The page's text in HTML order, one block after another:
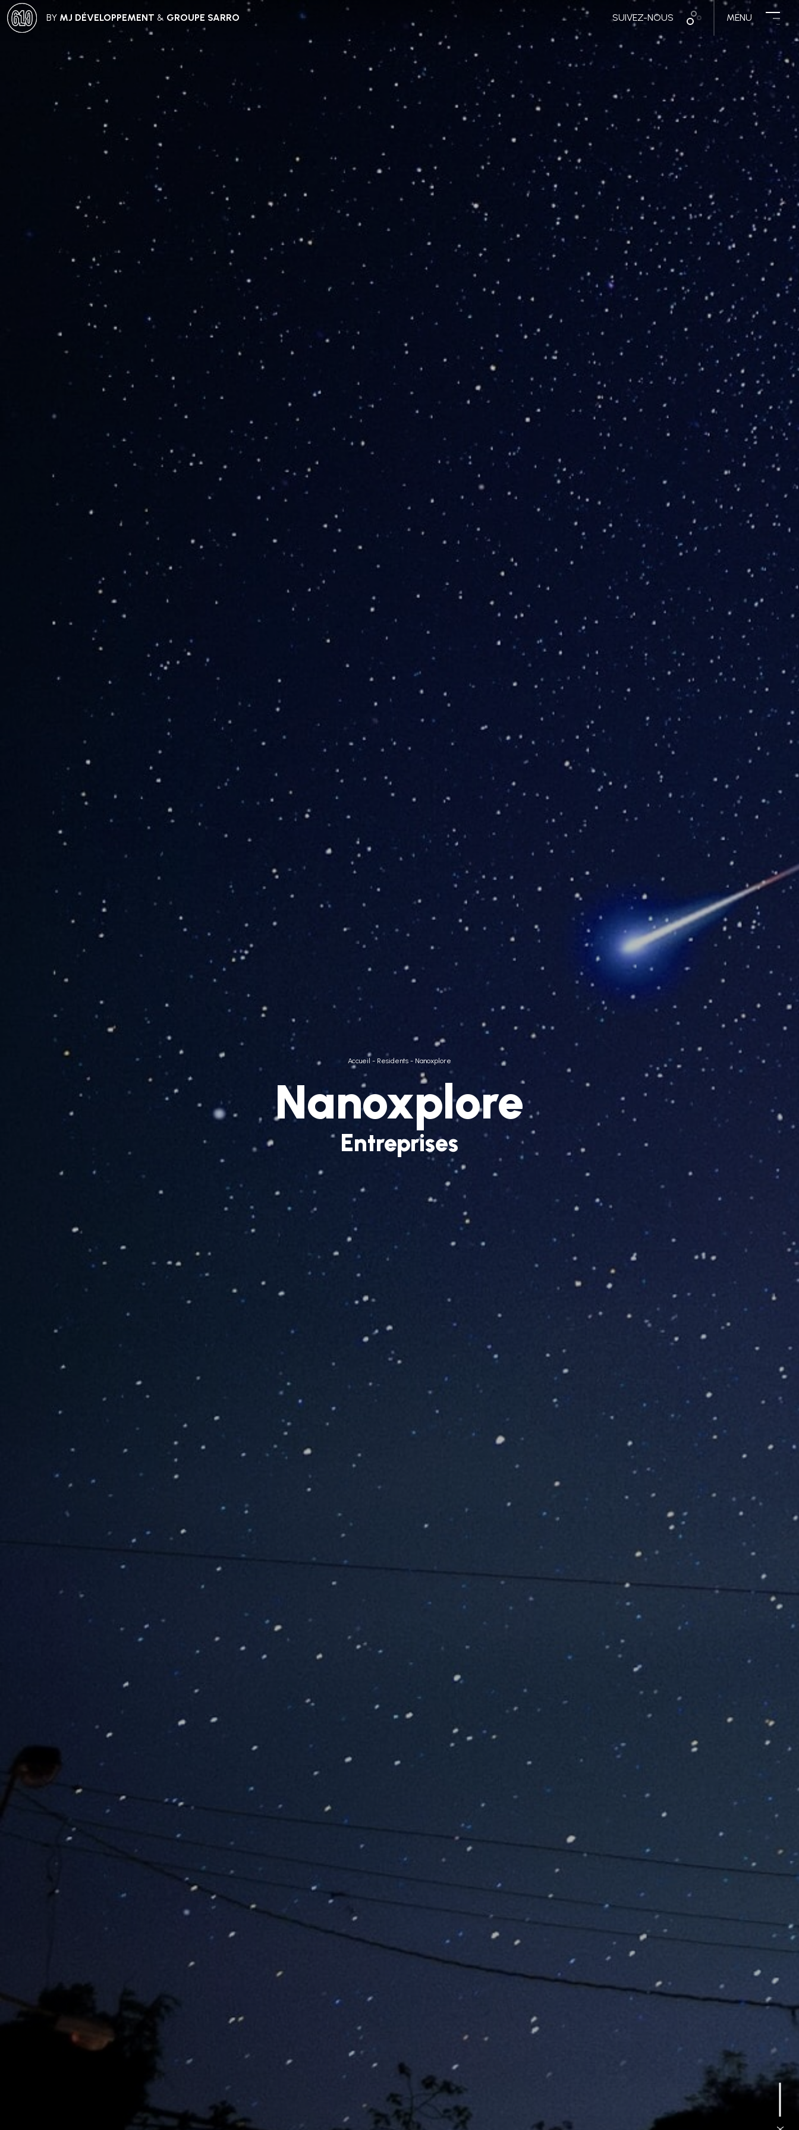
BY MJ DÉVELOPPEMENT & GROUPE SARRO SUIVEZ-NOUS MENU
Accueil - Residents - Nanoxplore
Nanoxplore
Entreprises